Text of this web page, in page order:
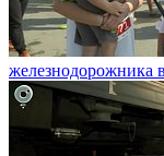
железнодорожника